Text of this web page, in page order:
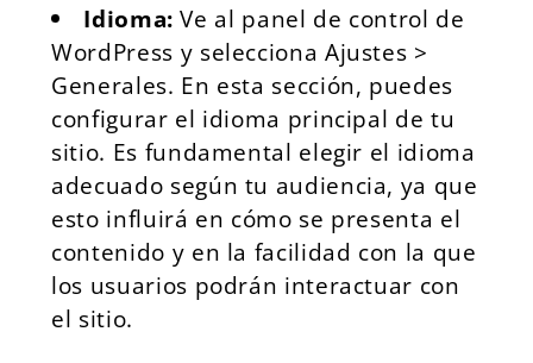
Idioma: Ve al panel de control de
WordPress y selecciona Ajustes >
Generales. En esta sección, puedes
configurar el idioma principal de tu
sitio. Es fundamental elegir el idioma
adecuado según tu audiencia, ya que
esto influirá en cómo se presenta el
contenido y en la facilidad con la que
los usuarios podrán interactuar con
el sitio.